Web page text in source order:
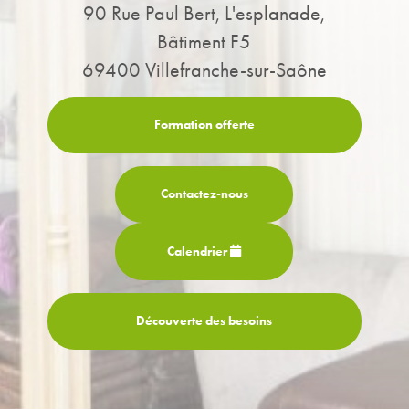
90 Rue Paul Bert, L'esplanade,
Bâtiment F5
69400 Villefranche-sur-Saône
Formation offerte
Contactez-nous
Calendrier
Découverte des besoins